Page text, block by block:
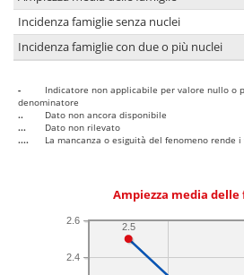
Incidenza famiglie senza nuclei
Incidenza famiglie con due o più nuclei
-
Indicatore non applicabile per valore nullo o
denominatore
..
Dato non ancora disponibile
...
Dato non rilevato
....
La mancanza o esiguità del fenomeno rende
Ampiezza media
2.4
2.6
2.5